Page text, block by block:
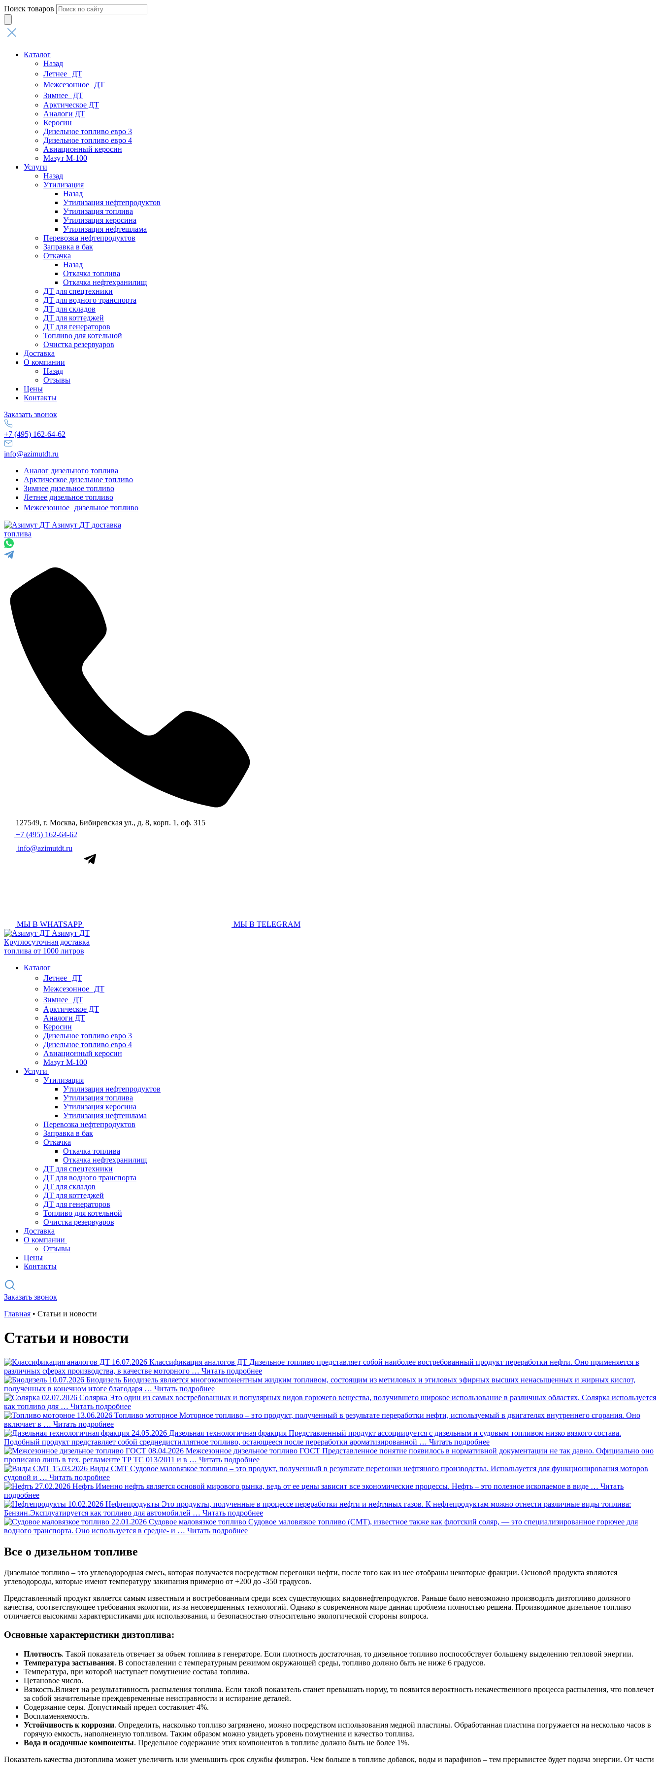
Поиск товаров
Каталог
Назад
Летнее ДТ
Межсезонное ДТ
Зимнее ДТ
Арктическое ДТ
Аналоги ДТ
Керосин
Дизельное топливо евро 3
Дизельное топливо евро 4
Авиационный керосин
Мазут М-100
Услуги
Назад
Утилизация
Назад
Утилизация нефтепродуктов
Утилизация топлива
Утилизация керосина
Утилизация нефтешлама
Перевозка нефтепродуктов
Заправка в бак
Откачка
Назад
Откачка топлива
Откачка нефтехранилищ
ДТ для спецтехники
ДТ для водного транспорта
ДТ для складов
ДТ для коттеджей
ДТ для генераторов
Топливо для котельной
Очистка резервуаров
Доставка
О компании
Назад
Отзывы
Цены
Контакты
Заказать звонок
+7 (495) 162-64-62
info@azimutdt.ru
Аналог дизельного топлива
Арктическое дизельное топливо
Зимнее дизельное топливо
Летнее дизельное топливо
Межсезонное дизельное топливо
Азимут ДТ доставка
топлива
127549, г. Москва, Бибиревская ул., д. 8, корп. 1, оф. 315
+7 (495) 162-64-62
info@azimutdt.ru
МЫ В WHATSAPP
МЫ В TELEGRAM
Азимут ДТ
Круглосуточная доставка
топлива от 1000 литров
Каталог
Летнее ДТ
Межсезонное ДТ
Зимнее ДТ
Арктическое ДТ
Аналоги ДТ
Керосин
Дизельное топливо евро 3
Дизельное топливо евро 4
Авиационный керосин
Мазут М-100
Услуги
Утилизация
Утилизация нефтепродуктов
Утилизация топлива
Утилизация керосина
Утилизация нефтешлама
Перевозка нефтепродуктов
Заправка в бак
Откачка
Откачка топлива
Откачка нефтехранилищ
ДТ для спецтехники
ДТ для водного транспорта
ДТ для складов
ДТ для коттеджей
ДТ для генераторов
Топливо для котельной
Очистка резервуаров
Доставка
О компании
Отзывы
Цены
Контакты
Заказать звонок
Главная • Статьи и новости
Статьи и новости
16.07.2026 Классификация аналогов ДТ Дизельное топливо представляет собой наиболее востребованный продукт переработки нефти. Оно применяется в
различных сферах производства, в качестве моторного … Читать подробнее
10.07.2026 Биодизель Биодизель является многокомпонентным жидким топливом, состоящим из метиловых и этиловых эфирных высших ненасыщенных и жирных кислот,
полученных в конечном итоге благодаря … Читать подробнее
02.07.2026 Солярка Это один из самых востребованных и популярных видов горючего вещества, получившего широкое использование в различных областях. Солярка используется
как топливо для … Читать подробнее
13.06.2026 Топливо моторное Моторное топливо – это продукт, полученный в результате переработки нефти, используемый в двигателях внутреннего сгорания. Оно
включает в … Читать подробнее
24.05.2026 Дизельная технологичная фракция Представленный продукт ассоциируется с дизельным и судовым топливом низко вязкого состава.
Подобный продукт представляет собой среднедистиллятное топливо, остающееся после переработки ароматизированной … Читать подробнее
08.04.2026 Межсезонное дизельное топливо ГОСТ Представленное понятие появилось в нормативной документации не так давно. Официально оно
прописано лишь в тех. регламенте ТР ТС 013/2011 и в … Читать подробнее
15.03.2026 Виды СМТ Судовое маловязкое топливо – это продукт, полученный в результате перегонки нефтяного производства. Используется для функционирования моторов
судовой и … Читать подробнее
27.02.2026 Нефть Именно нефть является основой мирового рынка, ведь от ее цены зависит все экономические процессы. Нефть – это полезное ископаемое в виде … Читать
подробнее
10.02.2026 Нефтепродукты Это продукты, полученные в процессе переработки нефти и нефтяных газов. К нефтепродуктам можно отнести различные виды топлива:
Бензин.Эксплуатируется как топливо для автомобилей … Читать подробнее
22.01.2026 Судовое маловязкое топливо Судовое маловязкое топливо (СМТ), известное также как флотский соляр, — это специализированное горючее для
водного транспорта. Оно используется в средне- и … Читать подробнее
Все о дизельном топливе
Дизельное топливо – это углеводородная смесь, которая получается посредством перегонки нефти, после того как из нее отобраны некоторые фракции. Основой продукта являются
углеводороды, которые имеют температуру закипания примерно от +200 до -350 градусов.
Представленный продукт является самым известным и востребованным среди всех существующих видовнефтепродуктов. Раньше было невозможно производить дизтопливо должного
качества, соответствующее требования экологии, из-за несовершенных технологий. Однако в современном мире данная проблема полностью решена. Производимое дизельное топливо
отличается высокими характеристиками для использования, и безопасностью относительно экологической стороны вопроса.
Основные характеристики дизтоплива:
Плотность. Такой показатель отвечает за объем топлива в генераторе. Если плотность достаточная, то дизельное топливо поспособствует большему выделению тепловой энергии.
Температура застывания. В сопоставлении с температурным режимом окружающей среды, топливо должно быть не ниже 6 градусов.
Температура, при которой наступает помутнение состава топлива.
Цетановое число.
Вязкость.Влияет на результативность распыления топлива. Если такой показатель станет превышать норму, то появится вероятность некачественного процесса распыления, что повлечет
за собой значительные преждевременные неисправности и истирание деталей.
Содержание серы. Допустимый предел составляет 4%.
Воспламеняемость.
Устойчивость к коррозии. Определить, насколько топливо загрязнено, можно посредством использования медной пластины. Обработанная пластина погружается на несколько часов в
горячую емкость, наполненную топливом. Таким образом можно увидеть уровень помутнения и качество топлива.
Вода и осадочные компоненты. Предельное содержание этих компонентов в топливе должно быть не более 1%.
Показатель качества дизтоплива может увеличить или уменьшить срок службы фильтров. Чем больше в топливе добавок, воды и парафинов – тем прерывистее будет подача энергии. От части